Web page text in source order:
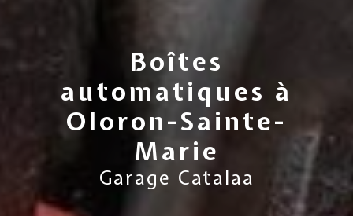
Boîtes
automatiques à
Oloron-Sainte-
Marie
Garage Catalaa